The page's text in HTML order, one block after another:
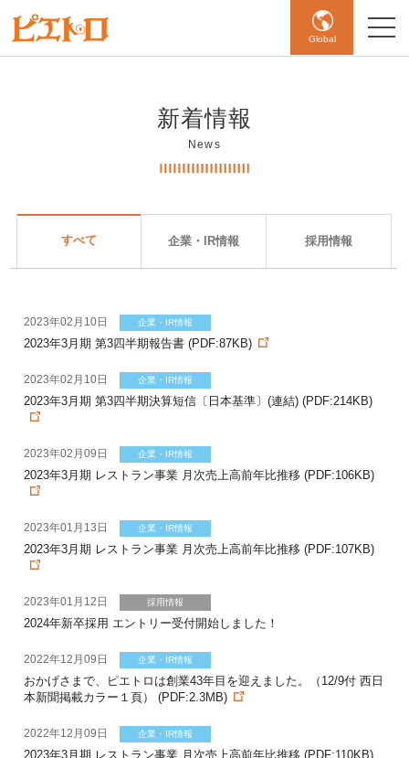
Global
新着情報
News
すべて 企業・IR情報 採用情報
2023年02月10日 企業・IR情報
2023年3月期 第3四半期報告書 (PDF:87KB)
2023年02月10日 企業・IR情報
2023年3月期 第3四半期決算短信〔日本基準〕(連結) (PDF:214KB)
2023年02月09日 企業・IR情報
2023年3月期 レストラン事業 月次売上高前年比推移 (PDF:106KB)
2023年01月13日 企業・IR情報
2023年3月期 レストラン事業 月次売上高前年比推移 (PDF:107KB)
2023年01月12日 採用情報
2024年新卒採用 エントリー受付開始しました！
2022年12月09日 企業・IR情報
おかげさまで、ピエトロは創業43年目を迎えました。（12/9付 西日
本新聞掲載カラー１頁） (PDF:2.3MB)
2022年12月09日 企業・IR情報
2023年3月期 レストラン事業 月次売上高前年比推移 (PDF:110KB)